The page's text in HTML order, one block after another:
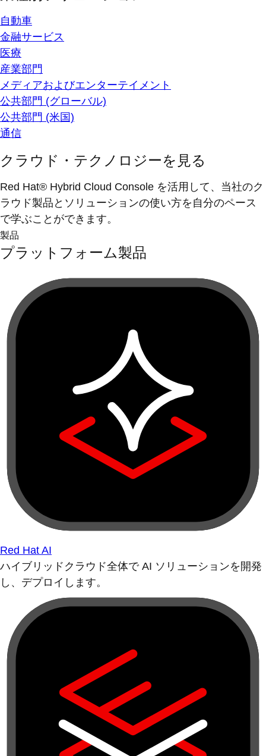
自動車
金融サービス
医療
産業部門
メディアおよびエンターテイメント
公共部門 (グローバル)
公共部門 (米国)
通信
クラウド・テクノロジーを見る
Red Hat® Hybrid Cloud Console を活用して、当社のク
ラウド製品とソリューションの使い方を自分のペース
で学ぶことができます。
製品
プラットフォーム製品
Red Hat AI
ハイブリッドクラウド全体で AI ソリューションを開発
し、デプロイします。